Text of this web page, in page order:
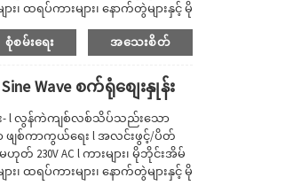
း၊ ထရပ်ကားများ၊ နောက်တွဲများနှင့် မို
ာင်းများ၊ ရေဒီယိုများ သို့မဟုတ် တီဗီ
စုံစမ်းရေး အသေးစိတ်
Sine Wave စက်ရုံစျေးနှုန်း
များ- l လွန်ကဲကျစ်လစ်သိပ်သည်းသော
ဖျစ်ကာကွယ်ရေး l အလင်းဖွင့်/ပိတ်
230V AC l ကားများ၊ မိုဘိုင်းအိမ်
း၊ ထရပ်ကားများ၊ နောက်တွဲများနှင့် မို